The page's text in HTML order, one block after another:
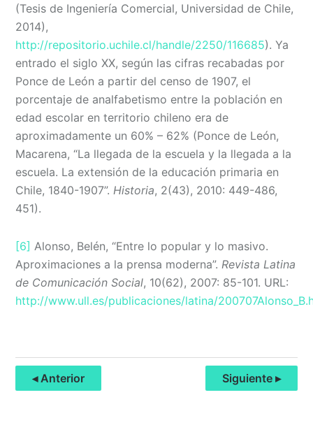
(Tesis de Ingeniería Comercial, Universidad de Chile,
2014),
http://repositorio.uchile.cl/handle/2250/116685). Ya
entrado el siglo XX, según las cifras recabadas por
Ponce de León a partir del censo de 1907, el
porcentaje de analfabetismo entre la población en
edad escolar en territorio chileno era de
aproximadamente un 60% – 62% (Ponce de León,
Macarena, “La llegada de la escuela y la llegada a la
escuela. La extensión de la educación primaria en
Chile, 1840-1907”. Historia, 2(43), 2010: 449-486,
451).
[6] Alonso, Belén, “Entre lo popular y lo masivo.
Aproximaciones a la prensa moderna”. Revista Latina
de Comunicación Social, 10(62), 2007: 85-101. URL:
http://www.ull.es/publicaciones/latina/
◂ Anterior Siguiente ▸